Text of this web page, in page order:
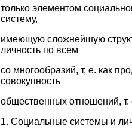
только элементом
систему,
имеющую сложнейшую
личность по всем
со многообразий, т, е. как
совокупность
общественных отношений, т.
1. Социальные системы и